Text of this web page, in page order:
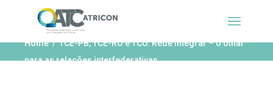
Home
TCE-PB, TCE-RO e TCU: Rede Integrar – o olhar
para as relações interfederativas